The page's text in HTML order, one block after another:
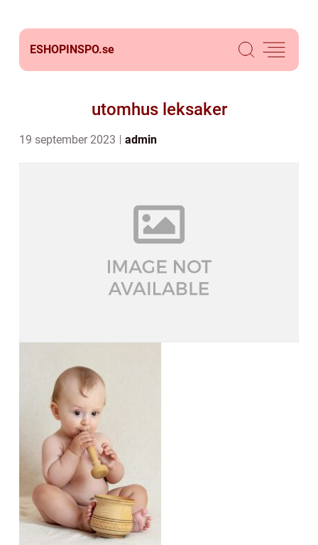
ESHOPINSPO.se
utomhus leksaker
19 september 2023 admin